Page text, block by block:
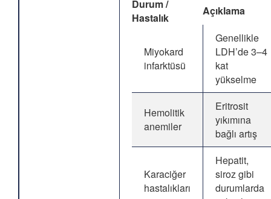
Durum /
Hastalık
Açıklama
Miyokard
infarktüsü
Genellikle
LDH’de 3–4
kat
yükselme
Hemolitik
anemiler
Eritrosit
yıkımına
bağlı artış
Karaciğer
hastalıkları
Hepatit,
siroz gibi
durumlarda